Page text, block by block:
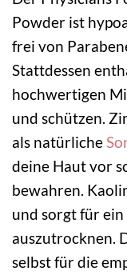
Powder ist
frei von
Stattdessen
hochwertigen
und schützen.
als natürliche
deine Haut vor
bewahren.
und sorgt für
auszutrocknen.
selbst für die